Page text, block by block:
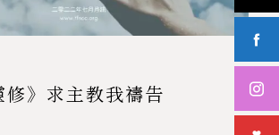
修》求主教我禱告